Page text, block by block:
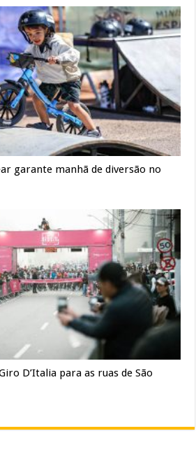
garante manhã de diversão no
D’Italia para as ruas de São